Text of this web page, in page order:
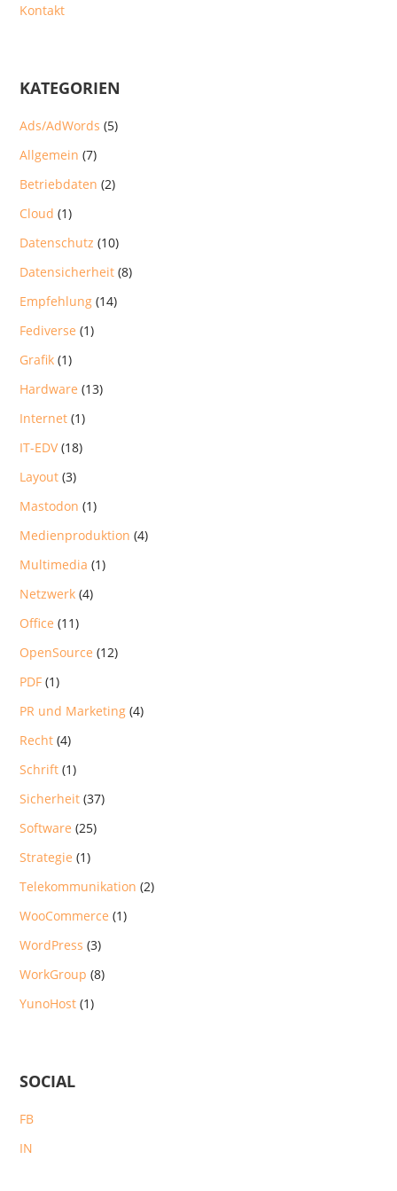
Kontakt
KATEGORIEN
Ads/AdWords (5)
Allgemein (7)
Betriebdaten (2)
Cloud (1)
Datenschutz (10)
Datensicherheit (8)
Empfehlung (14)
Fediverse (1)
Grafik (1)
Hardware (13)
Internet (1)
IT-EDV(18)
Layout (3)
Mastodon (1)
Medienproduktion (4)
Multimedia (1)
Netzwerk (4)
Office (11)
OpenSource (12)
PDF (1)
PR und Marketing (4)
Recht (4)
Schrift (1)
Sicherheit (37)
Software (25)
Strategie (1)
Telekommunikation (2)
WooCommerce (1)
WordPress (3)
WorkGroup (8)
YunoHost (1)
SOCIAL
FB
IN